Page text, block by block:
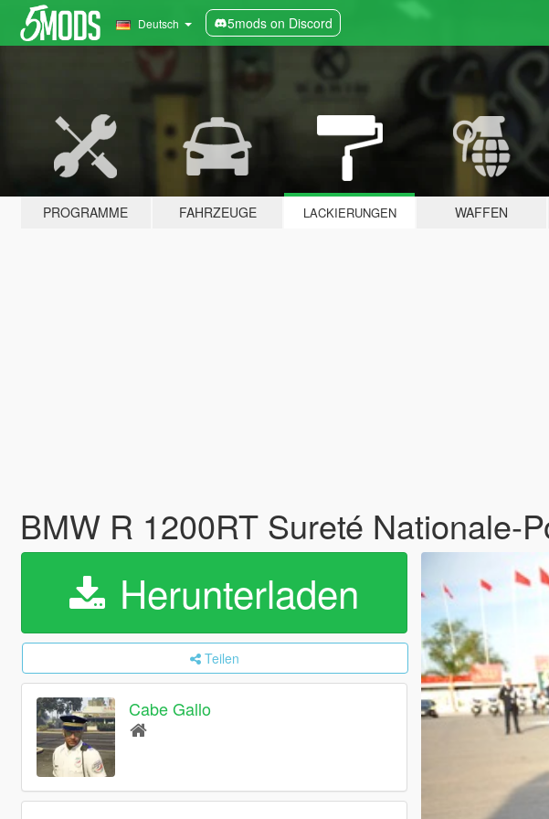
Deutsch 5mods on Discord
PROGRAMME FAHRZEUGE LACKIERUNGEN WAFFEN
BMW R 1200RT Sureté Nationale-
Herunterladen
Teilen
Cabe Gallo